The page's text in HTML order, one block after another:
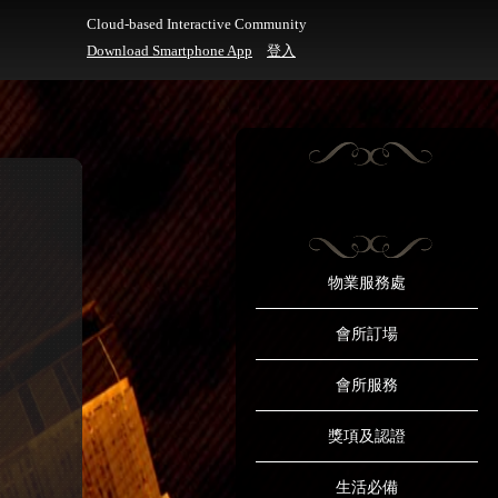
Cloud-based Interactive Community
Download Smartphone App
登入
物業服務處
會所訂場
會所服務
獎項及認證
生活必備